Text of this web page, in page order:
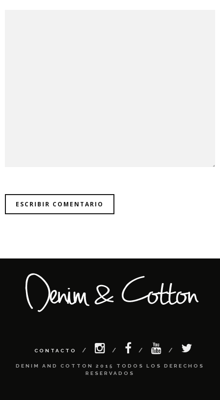
CONTACTO
DENIM AND COTTON 2015 TODOS LOS DERECHOS
RESERVADOS